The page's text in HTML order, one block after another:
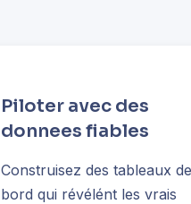
Piloter avec des
donnees fiables
Construisez des tableaux de
bord qui révélént les vrais